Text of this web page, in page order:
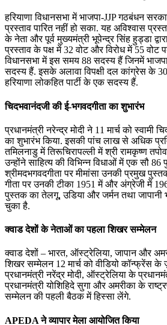
हरियाणा विधानसभा में भाजपा-JJP गठबंधन
प्रस्‍ताव पारित नहीं हो सका. यह अविश्‍वास
के नेता और पूर्व मुख्यमंत्री भूपेन्‍द्र सिंह हुड्डा
प्रस्‍ताव के पक्ष में 32 वोट और विरोध में 55 वोट
विधानसभा में इस समय 88 सदस्‍य हैं जिनमें
सदस्‍य हैं. इसके अलावा विपक्षी दल कांग्रेस के
हरियाणा लोकहित पार्टी के एक सदस्‍य हैं.
चिदभवानंदजी की ई-भगवदगीता का शुभारंभ
प्रधानमंत्री नरेन्‍द्र मोदी ने 11 मार्च को स्‍वामी
का शुभारंभ किया. इसकी पांच लाख से अधिक
तमिलनाडु में तिरूचिरापल्‍ली में श्री रामकृष्‍ण
उन्‍होंने साहित्‍य की विभ‍िन्‍न विधाओं में एक सौ
श्रीमदभगवदगीता पर मीमांसा उनकी प्रमुख
गीता पर उनकी टीका 1951 में और अंग्रेजी में
पुस्‍तक का तेलगू, उडिया और जर्मन तथा जापानी
चुका है.
क्वाड देशों के नेताओं का पहला शिखर सम्मेलन
क्वाड देशों – भारत, ऑस्ट्रेलिया, जापान और
शिखर सम्मेलन 12 मार्च को वीडियो कॉन्फ्रेंस के
प्रधानमंत्री नरेंद्र मोदी, ऑस्ट्रेलिया के
प्रधानमंत्री योशिहिदे सुगा और अमरीका के
सम्मेलन की पहली बैठक में हिस्सा लेंगे.
APEDA ने व्यापार मेला आयोजित किया